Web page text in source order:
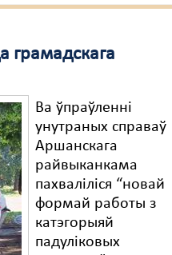
грамадскага
Ва ўпраўленні
унутраных справаў
Аршанскага
райвыканкама
пахваліліся “новай
формай работы з
катэгорыяй
падуліковых